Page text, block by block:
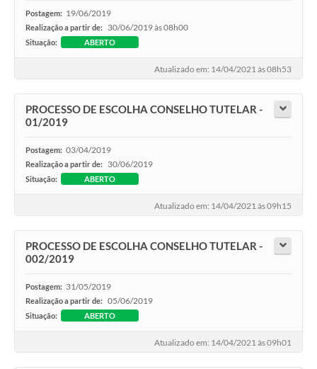
Postagem: 19/06/2019
Realização a partir de: 30/06/2019 às 08h00
Situação: ABERTO
Atualizado em: 14/04/2021 às 08h53
PROCESSO DE ESCOLHA CONSELHO TUTELAR -
01/2019
Postagem: 03/04/2019
Realização a partir de: 30/06/2019
Situação: ABERTO
Atualizado em: 14/04/2021 às 09h15
PROCESSO DE ESCOLHA CONSELHO TUTELAR -
002/2019
Postagem: 31/05/2019
Realização a partir de: 05/06/2019
Situação: ABERTO
Atualizado em: 14/04/2021 às 09h01